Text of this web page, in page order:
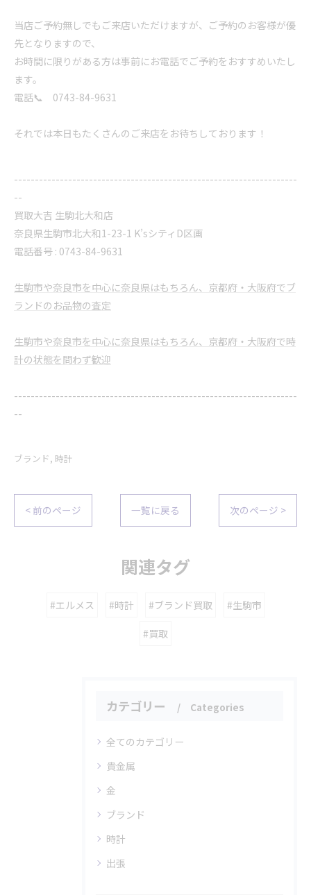
当店ご予約無しでもご来店いただけますが、ご予約のお客様が優
先となりますので、
お時間に限りがある方は事前にお電話でご予約をおすすめいたし
ます。
電話📞 0743-84-9631
それでは本日もたくさんのご来店をお待ちしております！
--------------------------------------------------------------------
--
買取大吉 生駒北大和店
奈良県生駒市北大和1-23-1 K’sシティD区画
電話番号 : 0743-84-9631
生駒市や奈良市を中心に奈良県はもちろん、京都府・大阪府でブ
ランドのお品物の査定
生駒市や奈良市を中心に奈良県はもちろん、京都府・大阪府で時
計の状態を問わず歓迎
--------------------------------------------------------------------
--
ブランド 時計
< 前のページ 一覧に戻る 次のページ >
関連タグ
#エルメス #時計 #ブランド買取 #生駒市
#買取
カテゴリー Categories
全てのカテゴリー
貴金属
金
ブランド
時計
出張